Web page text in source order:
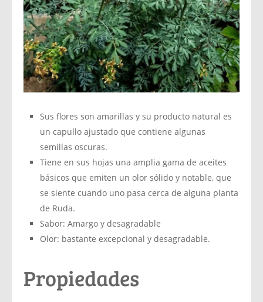
Sus flores son amarillas y su producto natural es
un capullo ajustado que contiene algunas
semillas oscuras.
Tiene en sus hojas una amplia gama de aceites
básicos que emiten un olor sólido y notable, que
se siente cuando uno pasa cerca de alguna planta
de Ruda.
Sabor: Amargo y desagradable
Olor: bastante excepcional y desagradable.
Propiedades